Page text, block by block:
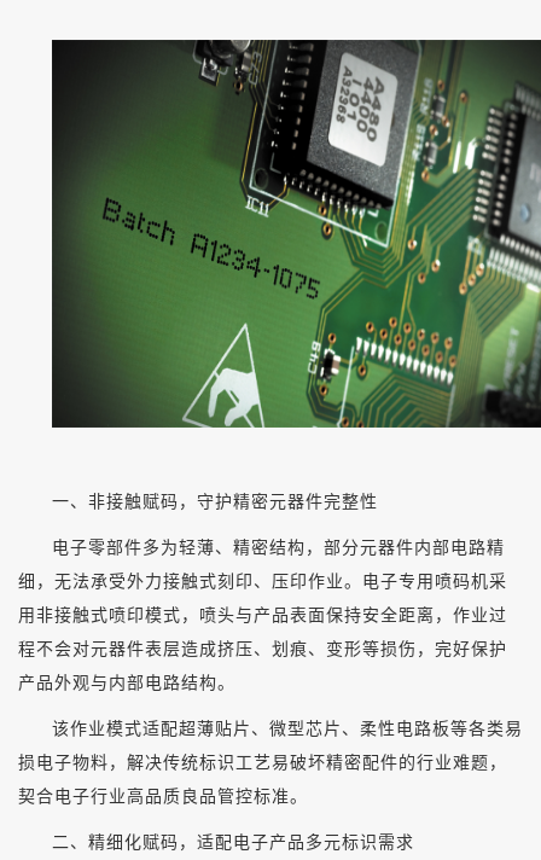
一、非接触赋码，守护精密元器件完整性
电子零部件多为轻薄、精密结构，部分元器件内部电路精
细，无法承受外力接触式刻印、压印作业。电子专用喷码机采
用非接触式喷印模式，喷头与产品表面保持安全距离，作业过
程不会对元器件表层造成挤压、划痕、变形等损伤，完好保护
产品外观与内部电路结构。
该作业模式适配超薄贴片、微型芯片、柔性电路板等各类易
损电子物料，解决传统标识工艺易破坏精密配件的行业难题，
契合电子行业高品质良品管控标准。
二、精细化赋码，适配电子产品多元标识需求